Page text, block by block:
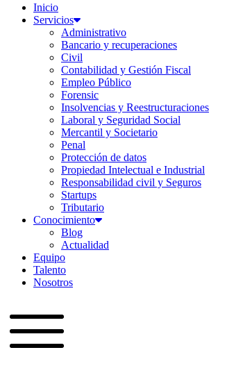
Inicio
Servicios
Administrativo
Bancario y recuperaciones
Civil
Contabilidad y Gestión Fiscal
Empleo Público
Forensic
Insolvencias y Reestructuraciones
Laboral y Seguridad Social
Mercantil y Societario
Penal
Protección de datos
Propiedad Intelectual e Industrial
Responsabilidad civil y Seguros
Startups
Tributario
Conocimiento
Blog
Actualidad
Equipo
Talento
Nosotros